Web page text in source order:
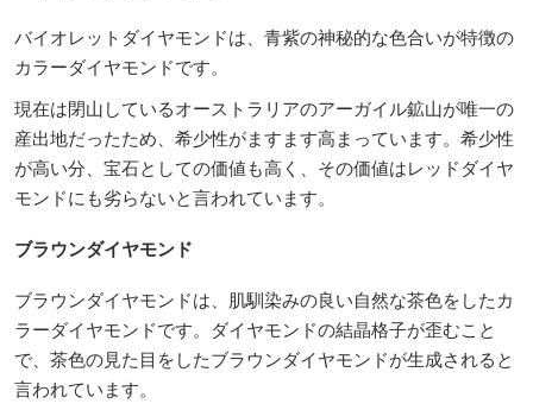
バイオレットダイヤモンドは、青紫の神秘的な色合いが特徴の
カラーダイヤモンドです。
現在は閉山しているオーストラリアのアーガイル鉱山が唯一の
産出地だったため、希少性がますます高まっています。希少性
が高い分、宝石としての価値も高く、その価値はレッドダイヤ
モンドにも劣らないと言われています。
ブラウンダイヤモンド
ブラウンダイヤモンドは、肌馴染みの良い自然な茶色をしたカ
ラーダイヤモンドです。ダイヤモンドの結晶格子が歪むこと
で、茶色の見た目をしたブラウンダイヤモンドが生成されると
言われています。